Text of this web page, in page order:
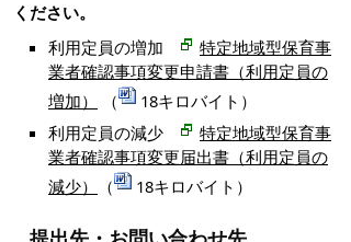
ください。
利用定員の増加
特定地域型保育事
業者確認事項変更申請書（利用定員の
増加）
（
18キロバイト）
利用定員の減少
特定地域型保育事
業者確認事項変更届出書（利用定員の
減少）
（ 18キロバイト）